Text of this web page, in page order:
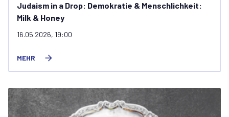
Judaism in a Drop: Demokratie & Menschlichkeit:
Milk & Honey
16.05.2026, 19:00
MEHR